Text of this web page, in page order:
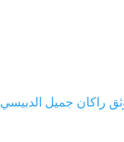
راكان جميل الدبيسي